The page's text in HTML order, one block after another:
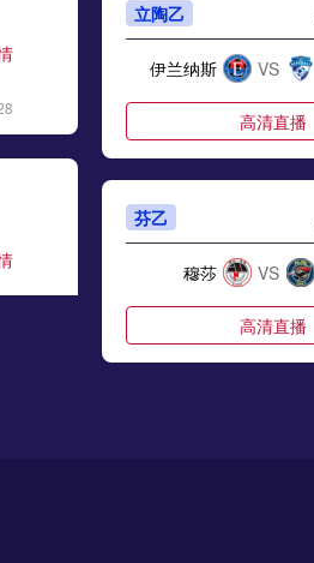
立陶乙
伊兰纳斯 VS
高清直播
芬乙
穆莎 VS
高清直播